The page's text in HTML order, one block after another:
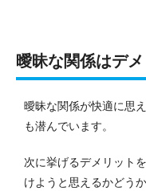
曖昧な関係はデ
曖昧な関係が快適に思
も潜んでいます。
次に挙げるデメリット
けようと思えるかどう